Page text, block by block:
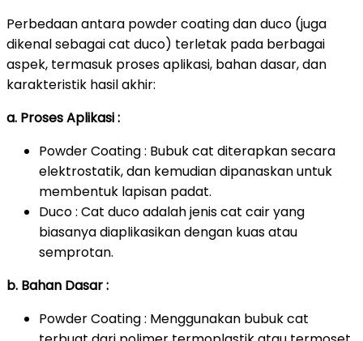
Perbedaan antara powder coating dan duco (juga
dikenal sebagai cat duco) terletak pada berbagai
aspek, termasuk proses aplikasi, bahan dasar, dan
karakteristik hasil akhir:
a. Proses Aplikasi :
Powder Coating : Bubuk cat diterapkan secara
elektrostatik, dan kemudian dipanaskan untuk
membentuk lapisan padat.
Duco : Cat duco adalah jenis cat cair yang
biasanya diaplikasikan dengan kuas atau
semprotan.
b. Bahan Dasar :
Powder Coating : Menggunakan bubuk cat